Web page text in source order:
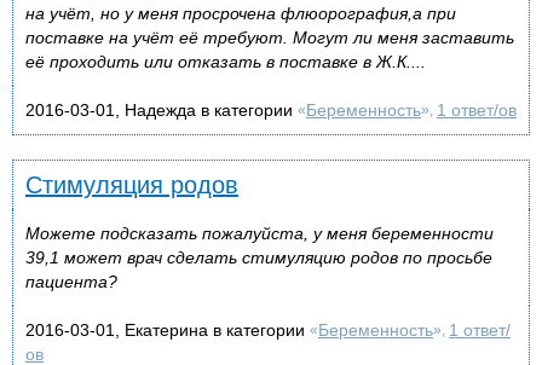
на учёт, но у меня просрочена флюорография,а при
поставке на учёт её требуют. Могут ли меня заставить
её проходить или отказать в поставке в Ж.К....
2016-03-01, Надежда в категории «Беременность», 1 ответ/ов
Стимуляция родов
Можете подсказать пожалуйста, у меня беременности
39,1 может врач сделать стимуляцию родов по просьбе
пациента?
2016-03-01, Екатерина в категории «Беременность», 1 ответ/
ов